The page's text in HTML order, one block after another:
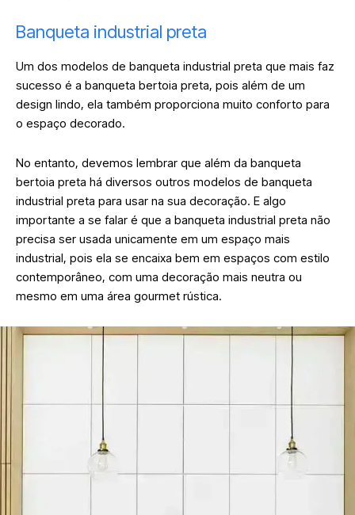
Banqueta industrial preta
Um dos modelos de banqueta industrial preta que mais faz
sucesso é a banqueta bertoia preta, pois além de um
design lindo, ela também proporciona muito conforto para
o espaço decorado.
No entanto, devemos lembrar que além da banqueta
bertoia preta há diversos outros modelos de banqueta
industrial preta para usar na sua decoração. E algo
importante a se falar é que a banqueta industrial preta não
precisa ser usada unicamente em um espaço mais
industrial, pois ela se encaixa bem em espaços com estilo
contemporâneo, com uma decoração mais neutra ou
mesmo em uma área gourmet rústica.